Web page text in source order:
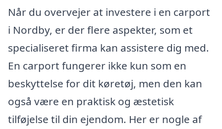
Når du overvejer at investere i en carport
i Nordby, er der flere aspekter, som et
specialiseret firma kan assistere dig med.
En carport fungerer ikke kun som en
beskyttelse for dit køretøj, men den kan
også være en praktisk og æstetisk
tilføjelse til din ejendom. Her er nogle af